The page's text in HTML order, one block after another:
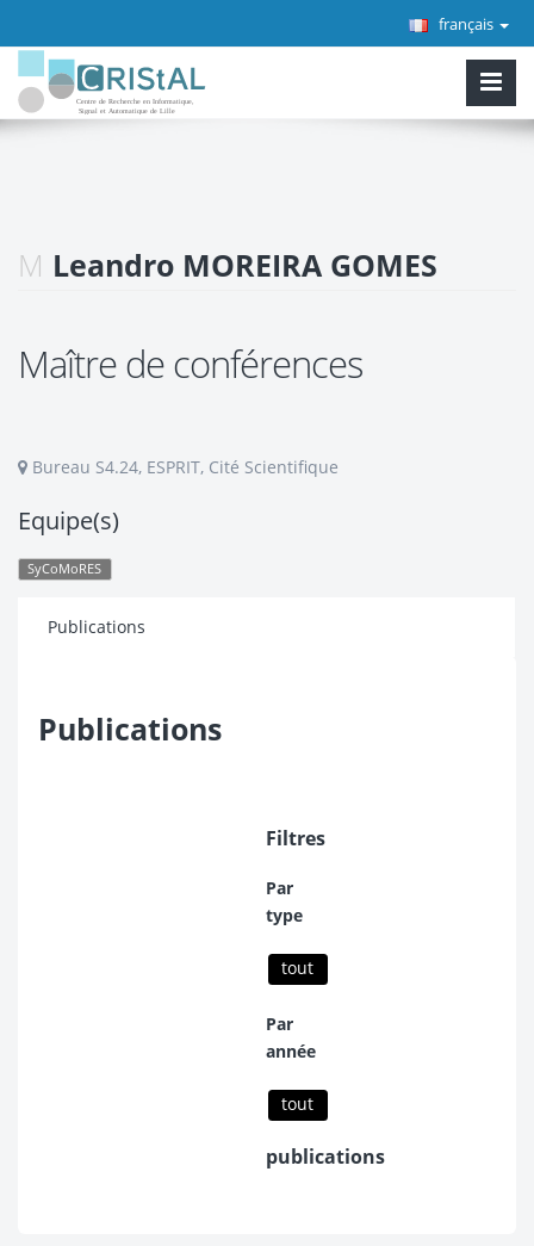
français
M Leandro MOREIRA GOMES
Maître de conférences
Bureau S4.24, ESPRIT, Cité Scientifique
Equipe(s)
SyCoMoRES
Publications
Publications